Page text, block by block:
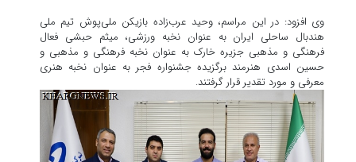
وی افزود: در این مراسم، وحید عرب‌زاده بازیکن ملی‌پوش تیم ملی
هندبال ساحلی ایران به عنوان نخبه ورزشی، میثم حبشی فعال
فرهنگی و مذهبی جزیره خارک به عنوان نخبه فرهنگی و مذهبی و
حسین اسدی هنرمند برگزیده جشنواره فجر به عنوان نخبه هنری
معرفی و مورد تقدیر قرار گرفتند.